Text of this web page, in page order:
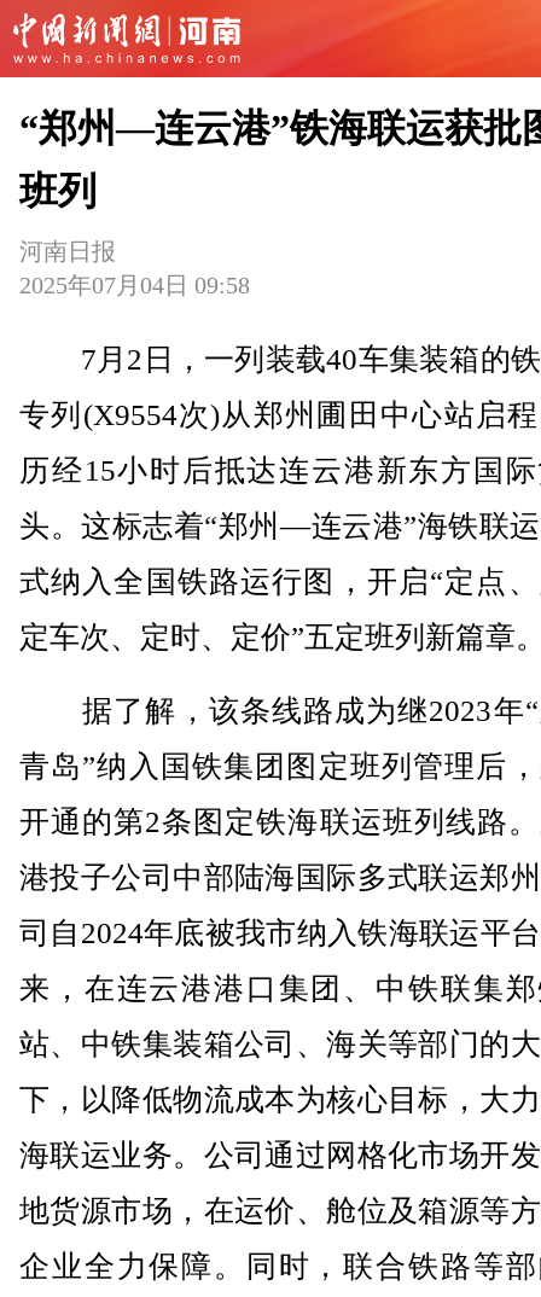
“郑州—连云港”铁海联运获批
班列
河南日报
2025年07月04日 09:58
7月2日，一列装载40车集装箱的
专列(X9554次)从郑州圃田中心站启
历经15小时后抵达连云港新东方国
头。这标志着“郑州—连云港”海铁联
式纳入全国铁路运行图，开启“定点
定车次、定时、定价”五定班列新篇章
据了解，该条线路成为继2023年
青岛”纳入国铁集团图定班列管理后
开通的第2条图定铁海联运班列线路
港投子公司中部陆海国际多式联运郑
司自2024年底被我市纳入铁海联运平
来，在连云港港口集团、中铁联集
站、中铁集装箱公司、海关等部门的
下，以降低物流成本为核心目标，大
海联运业务。公司通过网格化市场开
地货源市场，在运价、舱位及箱源等
企业全力保障。同时，联合铁路等